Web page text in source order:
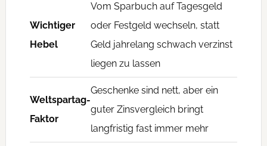
Wichtiger
Hebel
Vom Sparbuch auf Tagesgeld
oder Festgeld wechseln, statt
Geld jahrelang schwach verzinst
liegen zu lassen
Weltspartag-
Faktor
Geschenke sind nett, aber ein
guter Zinsvergleich bringt
langfristig fast immer mehr